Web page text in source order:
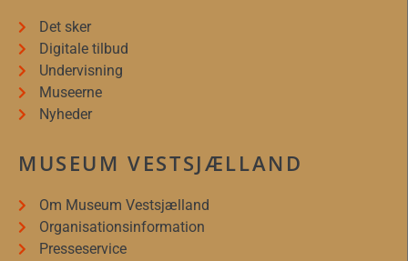
Det sker
Digitale tilbud
Undervisning
Museerne
Nyheder
MUSEUM VESTSJÆLLAND
Om Museum Vestsjælland
Organisationsinformation
Presseservice